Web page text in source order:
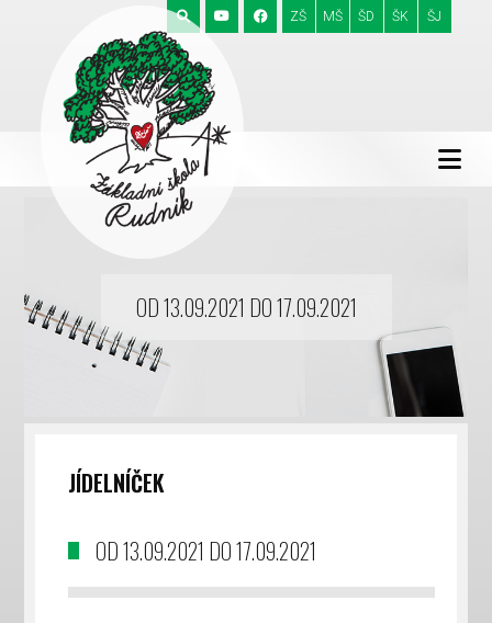
ZŠ MŠ ŠD ŠK ŠJ
OD 13.09.2021 DO 17.09.2021
JÍDELNÍČEK
OD 13.09.2021 DO 17.09.2021